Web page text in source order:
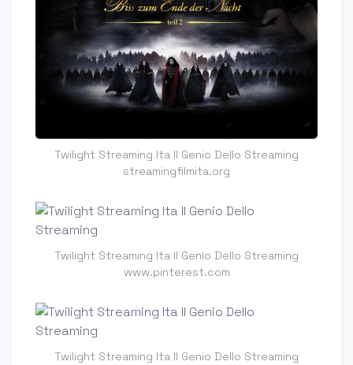
Twilight Streaming Ita Il Genio Dello Streaming
streamingfilmita.org
Twilight Streaming Ita Il Genio Dello Streaming
www.pinterest.com
Twilight Streaming Ita Il Genio Dello Streaming